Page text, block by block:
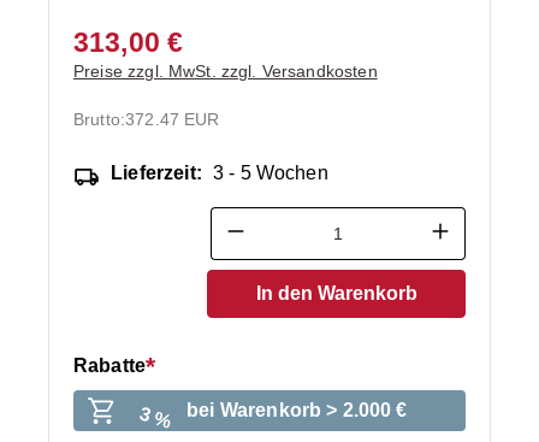
313,00 €
Preise zzgl. MwSt. zzgl. Versandkosten
Brutto:372.47 EUR
Lieferzeit: 3 - 5 Wochen
Produkt Anzahl: Gib den
In den Warenkorb
Rabatte
3 % bei Warenkorb > 2.000 €